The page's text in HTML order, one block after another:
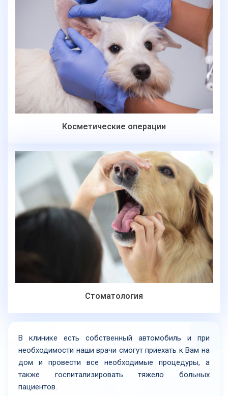
Косметические операции
Стоматология
В клинике есть собственный автомобиль и при
необходимости наши врачи смогут приехать к Вам на
дом и провести все необходимые процедуры, а
также госпитализировать тяжело больных
пациентов.